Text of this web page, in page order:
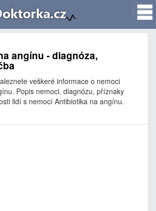
angínu - diagnóza,
veškeré informace o nemoci
Popis nemoci, diagnózu, příznaky
lidí s nemocí Antibiotika na angínu.